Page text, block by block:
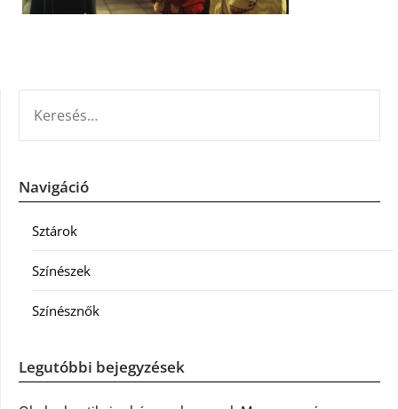
Navigáció
Sztárok
Színészek
Színésznők
Legutóbbi bejegyzések